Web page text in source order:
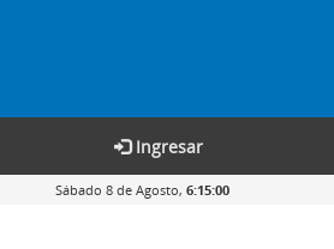
Ingresar
Sábado 8 de Agosto, 6:15:01